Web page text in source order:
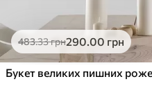
483.33грн290.00 грн